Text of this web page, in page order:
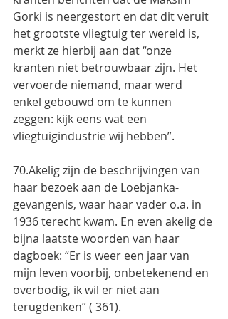
Gorki is neergestort en dat dit veruit
het grootste vliegtuig ter wereld is,
merkt ze hierbij aan dat “onze
kranten niet betrouwbaar zijn. Het
vervoerde niemand, maar werd
enkel gebouwd om te kunnen
zeggen: kijk eens wat een
vliegtuigindustrie wij hebben”.
70.Akelig zijn de beschrijvingen van
haar bezoek aan de Loebjanka-
gevangenis, waar haar vader o.a. in
1936 terecht kwam. En even akelig de
bijna laatste woorden van haar
dagboek: “Er is weer een jaar van
mijn leven voorbij, onbetekenend en
overbodig, ik wil er niet aan
terugdenken” ( 361).